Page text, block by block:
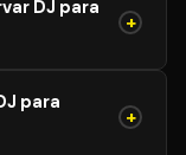
Los precios
DJ para
+
semanas de
bodas y
para
+